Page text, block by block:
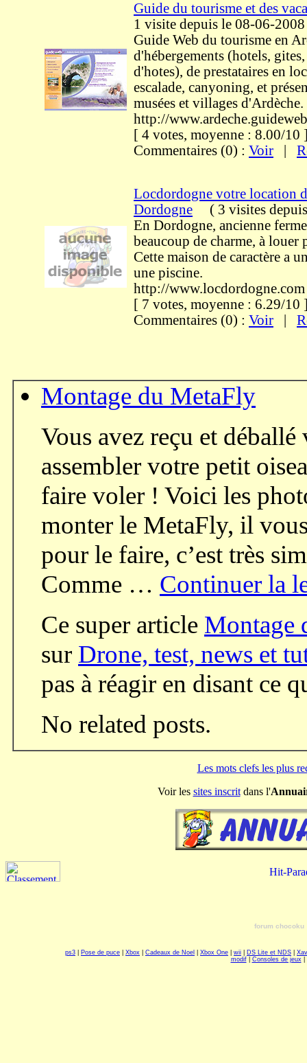
Guide du tourisme et des
1 visite depuis le 08-06-2008
Guide Web du tourisme en
d'hébergements (hotels,
d'hotes), de prestataires en
escalade, canyoning, et
musées et villages d'Ardèche.
http://
[ 4 votes, moyenne : 8.00/
Commentaires (0) : Voir
Locdordogne votre location
Dordogne ( 3 visites
En Dordogne, ancienne
beaucoup de charme, à louer
Cette maison de caractère a
une piscine.
http://www.locdordogne.com
[ 7 votes, moyenne : 6.29/
Commentaires (0) : Voir
Montage du MetaFly
Vous avez reçu et
assembler votre petit
faire voler ! Voici les
monter le MetaFly, il
pour le faire, c’est très
Comme … Continuer la
Ce super article Montage
sur Drone, test, news et
pas à réagir en disant ce
No related posts.
Les mots clefs les plus
Voir les sites inscritdans l'
forum chocoku
ps3 Pose de puce Xbox Cadeaux de Noel Xbox One wii DS Lite et NDS
modif| Consoles de jeux